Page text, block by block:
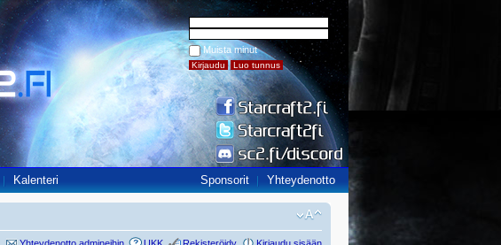
Muista minut
Kalenteri Sponsorit Yhteydenotto